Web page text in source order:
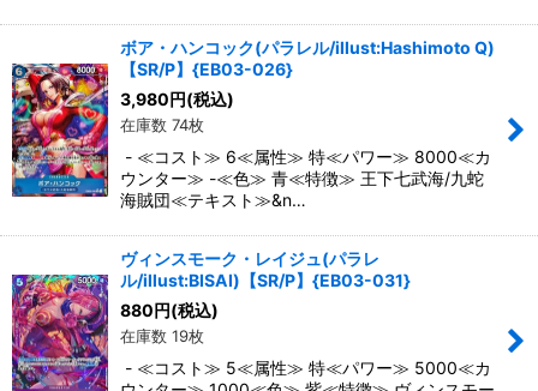
ボア・ハンコック(パラレル/illust:Hashimoto Q)
【SR/P】{EB03-026}
3,980円(税込)
在庫数 74枚
- ≪コスト≫ 6≪属性≫ 特≪パワー≫ 8000≪カ
ウンター≫ -≪色≫ 青≪特徴≫ 王下七武海/九蛇
海賊団≪テキスト≫&n…
ヴィンスモーク・レイジュ(パラレ
ル/illust:BISAI)【SR/P】{EB03-031}
880円(税込)
在庫数 19枚
- ≪コスト≫ 5≪属性≫ 特≪パワー≫ 5000≪カ